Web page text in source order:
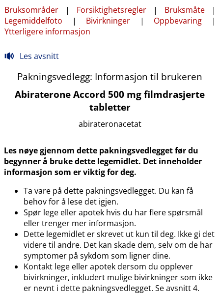
Bruksområder | Forsiktighetsregler | Bruksmåte |
Legemiddelfoto | Bivirkninger | Oppbevaring |
Ytterligere informasjon
Les avsnitt
Pakningsvedlegg: Informasjon til brukeren
Abiraterone Accord 500 mg filmdrasjerte
tabletter
abirateronacetat
Les nøye gjennom dette pakningsvedlegget før du
begynner å bruke dette legemidlet. Det inneholder
informasjon som er viktig for deg.
Ta vare på dette pakningsvedlegget. Du kan få
behov for å lese det igjen.
Spør lege eller apotek hvis du har flere spørsmål
eller trenger mer informasjon.
Dette legemidlet er skrevet ut kun til deg. Ikke gi det
videre til andre. Det kan skade dem, selv om de har
symptomer på sykdom som ligner dine.
Kontakt lege eller apotek dersom du opplever
bivirkninger, inkludert mulige bivirkninger som ikke
er nevnt i dette pakningsvedlegget. Se avsnitt 4.